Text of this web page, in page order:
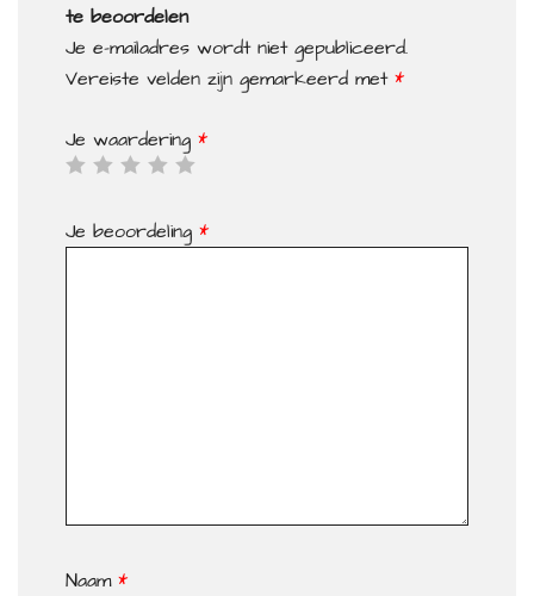
te beoordelen
Je e-mailadres wordt niet gepubliceerd.
Vereiste velden zijn gemarkeerd met *
Je waardering *
Je beoordeling *
Naam *